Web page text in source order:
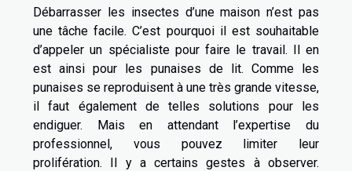
Débarrasser les insectes d’une maison n’est pas
une tâche facile. C’est pourquoi il est souhaitable
d’appeler un spécialiste pour faire le travail. Il en
est ainsi pour les punaises de lit. Comme les
punaises se reproduisent à une très grande vitesse,
il faut également de telles solutions pour les
endiguer. Mais en attendant l’expertise du
professionnel, vous pouvez limiter leur
prolifération. Il y a certains gestes à observer.